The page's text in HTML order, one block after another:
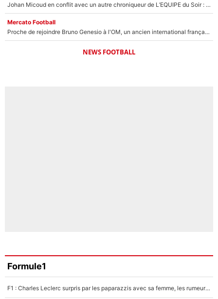
Johan Micoud en conflit avec un autre chroniqueur de L’EQUIPE du Soir : «Pendant un moment, je ne les ai pas remis ensemble dans l'émission»
Mercato Football
Proche de rejoindre Bruno Genesio à l'OM, un ancien international français va finalement débarquer... sur RMC !
NEWS FOOTBALL
Formule1
F1 : Charles Leclerc surpris par les paparazzis avec sa femme, les rumeurs étaient vraies !